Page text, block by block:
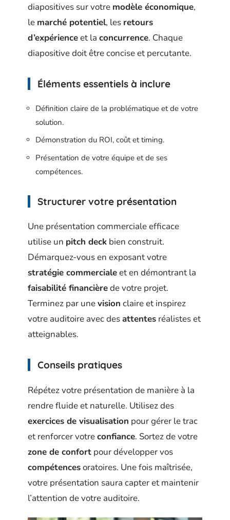
diapositives sur votre modèle économique,
le marché potentiel, les retours
d’expérienceet la concurrence. Chaque
diapositive doit être concise et percutante.
Éléments essentiels à inclure
Définition claire de la problématique et de votre
solution.
Démonstration du ROI, coût et timing.
Présentation de votre équipe et de ses
compétences.
Structurer votre présentation
Une présentation commerciale efficace
utilise un pitch deck bien construit.
Démarquez-vous en exposant votre
stratégie commercialeet en démontrant la
faisabilité financièrede votre projet.
Terminez par unevision claire et inspirez
votre auditoire avec desattentes réalistes et
atteignables.
Conseils pratiques
Répétez votre présentation de manière à la
rendre fluide et naturelle. Utilisez des
exercices de visualisation pour gérer le trac
et renforcer votreconfiance. Sortez de votre
zone de confort pour développer vos
compétencesoratoires. Une fois maîtrisée,
votre présentation saura capter et maintenir
l’attention de votre auditoire.